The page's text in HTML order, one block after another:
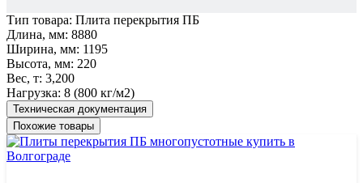
Тип товара: Плита перекрытия ПБ
Длина, мм: 8880
Ширина, мм: 1195
Высота, мм: 220
Вес, т: 3,200
Нагрузка: 8 (800 кг/м2)
Техническая документация
Похожие товары